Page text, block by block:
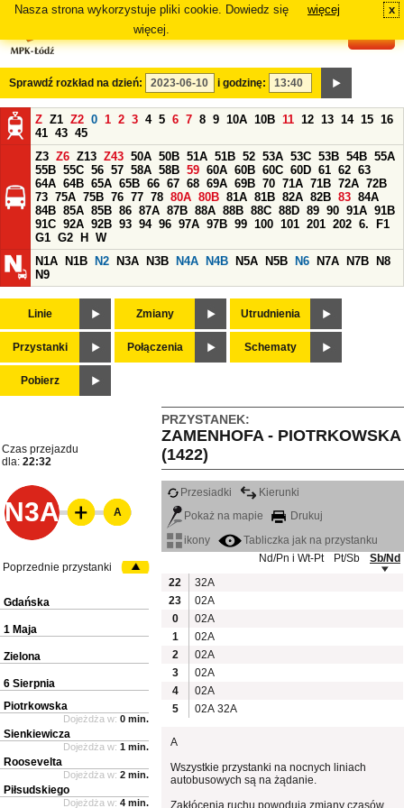
Nasza strona wykorzystuje pliki cookie. Dowiedz się
więcej.
więcej x
Sprawdź rozkład na dzień: i godzinę:
Z Z1 Z2 0 1 2 3 4 5 6 7 8 9 10A 10B 11 12 13 14 15 16
41 43 45
Z3 Z6 Z13 Z43 50A 50B 51A 51B 52 53A 53C 53B 54B 55A
55B 55C 56 57 58A 58B 59 60A 60B 60C 60D 61 62 63
64A 64B 65A 65B 66 67 68 69A 69B 70 71A 71B 72A 72B
73 75A 75B 76 77 78 80A 80B 81A 81B 82A 82B 83 84A
84B 85A 85B 86 87A 87B 88A 88B 88C 88D 89 90 91A 91B
91C 92A 92B 93 94 96 97A 97B 99 100 101 201 202 6.
F1
G1 G2 H
W
N1A
N1B N2 N3A N3B N4A N4B N5A N5B N6 N7A N7B
N8
N9
Linie Zmiany Utrudnienia
Przystanki Połączenia Schematy
Pobierz
PRZYSTANEK:
ZAMENHOFA - PIOTRKOWSKA
(1422)
Czas przejazdu
dla: 22:32
N3A
Przesiadki
Kierunki
Pokaż na mapie
Drukuj
ikony
Tabliczka jak na przystanku
Nd/Pn i Wt-Pt
Pt/Sb
Sb/Nd
22
32A
23
02A
0
02A
1
02A
2
02A
3
02A
4
02A
5
02A 32A
A
Wszystkie przystanki na nocnych liniach
autobusowych są na żądanie.
Zakłócenia ruchu powodują zmiany czasów
A
Poprzednie przystanki
Gdańska
1 Maja
Zielona
6 Sierpnia
Piotrkowska
Dojeżdża w: 0 min.
Sienkiewicza
Dojeżdża w: 1 min.
Roosevelta
Dojeżdża w: 2 min.
Piłsudskiego
Dojeżdża w: 4 min.